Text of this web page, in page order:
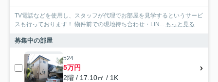
TV電話などを使用し、スタッフが代理でお部屋を見学するというサービ
スも行っております！ 物件前での現地待ち合わせ・LIN...
もっと見る
募集中の部屋
524
5万円
2階 / 17.10㎡ / 1K